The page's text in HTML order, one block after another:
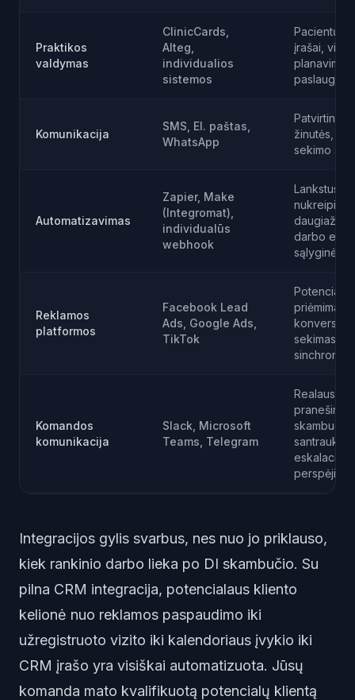
Praktikos
valdymas
ClinicCards,
Alteg,
individualios
sistemos
Pacientų/
įrašai, vizitų
planavimas,
paslaugų
Komunikacija
SMS, El. paštas,
WhatsApp
Patvirtinimo
žinutės,
sekimo
Automatizavimas
Zapier, Make
(Integromat),
individualūs
webhook
Lankstus
darbo
sąlyginė
Reklamos
platformos
Facebook Lead
Ads, Google Ads,
TikTok
Potencialių
priėmimas,
konversijų
sekimas,
Komandos
komunikacija
Slack, Microsoft
Teams, Telegram
Realaus
pranešimai,
skambučių
santraukos,
eskalacijos
perspėjimai
Integracijos gylis svarbus, nes nuo jo priklauso,
kiek rankinio darbo lieka po DI skambučio. Su
pilna CRM integracija, potencialaus kliento
kelionė nuo reklamos paspaudimo iki
užregistruoto vizito iki kalendoriaus įvykio iki
CRM įrašo yra visiškai automatizuota. Jūsų
komanda mato kvalifikuotą potencialų klientą